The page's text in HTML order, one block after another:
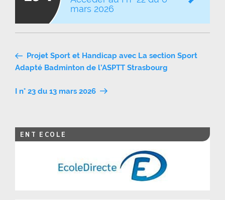
mars 2026
Navigation
de
l’article
Projet Sport et Handicap avec La section Sport
Adapté Badminton de l’ASPTT Strasbourg
I n° 23 du 13 mars 2026
ENT ECOLE